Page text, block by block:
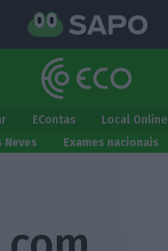
EContas Local Online
Neves Exames nacionais